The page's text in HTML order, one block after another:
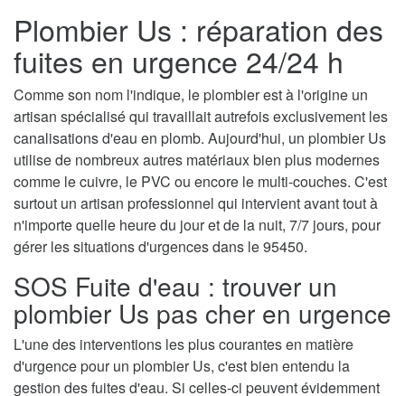
Plombier Us : réparation des
fuites en urgence 24/24 h
Comme son nom l'indique, le plombier est à l'origine un
artisan spécialisé qui travaillait autrefois exclusivement les
canalisations d'eau en plomb. Aujourd'hui, un plombier Us
utilise de nombreux autres matériaux bien plus modernes
comme le cuivre, le PVC ou encore le multi-couches. C'est
surtout un artisan professionnel qui intervient avant tout à
n'importe quelle heure du jour et de la nuit, 7/7 jours, pour
gérer les situations d'urgences dans le 95450.
SOS Fuite d'eau : trouver un
plombier Us pas cher en urgence
L'une des interventions les plus courantes en matière
d'urgence pour un plombier Us, c'est bien entendu la
gestion des fuites d'eau. Si celles-ci peuvent évidemment